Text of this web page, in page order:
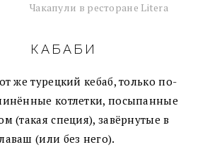
Чакапули в ресторане Litera
КАБАБИ
же турецкий кебаб, только по-
котлетки, посыпанные
(такая специя), завёрнутые в
(или без него).